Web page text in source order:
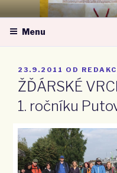
Přejít
k
obsahu
MORAVSKÁ
ZA MORAVU
Menu
PUBLIKOVÁNO
23.9.2011 OD
ŽĎÁRSKÉ
1. ročníku